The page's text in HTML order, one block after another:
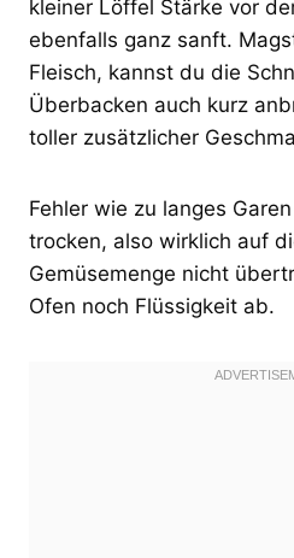
kleiner Löffel Stärke vor
ebenfalls ganz sanft.
Fleisch, kannst du die
Überbacken auch kurz
toller zusätzlicher
Fehler wie zu langes
trocken, also wirklich auf
Gemüsemenge nicht
Ofen noch Flüssigkeit ab.